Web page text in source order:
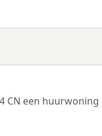
CN een huurwoning